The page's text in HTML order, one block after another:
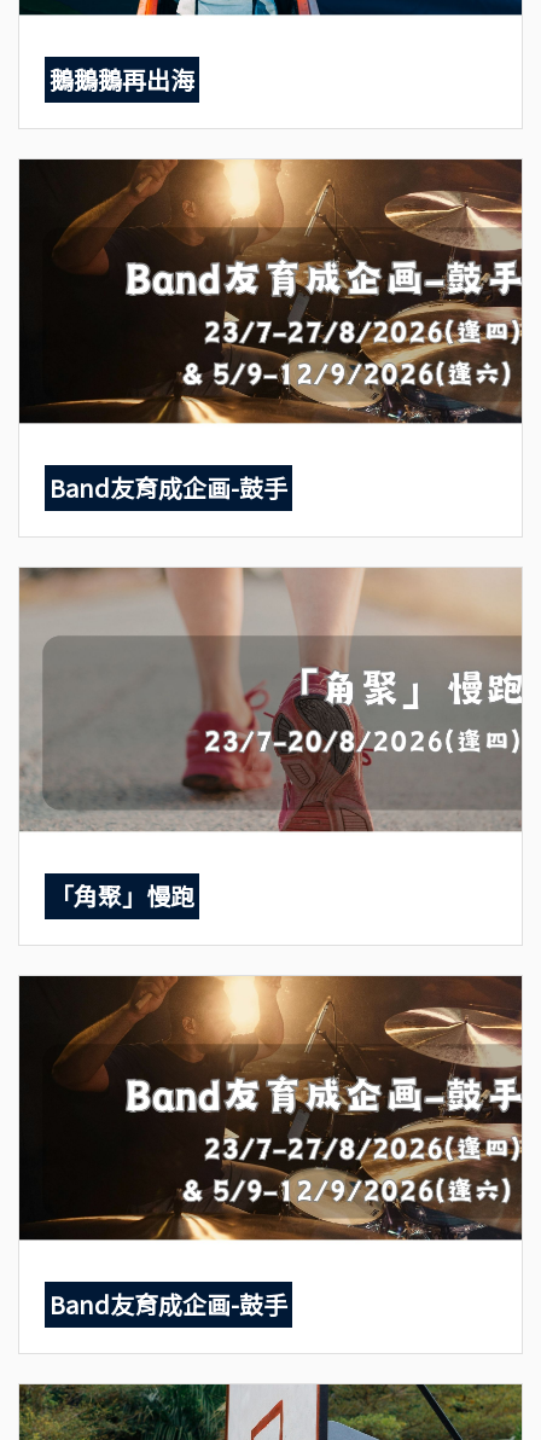
鵝鵝鵝再出海
Band友育成企画-鼓手
「角聚」慢跑
Band友育成企画-鼓手